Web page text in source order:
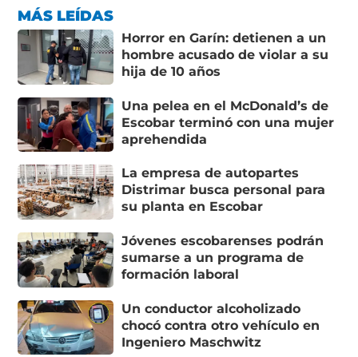
MÁS LEÍDAS
Horror en Garín: detienen a un
hombre acusado de violar a su
hija de 10 años
Una pelea en el McDonald’s de
Escobar terminó con una mujer
aprehendida
La empresa de autopartes
Distrimar busca personal para
su planta en Escobar
Jóvenes escobarenses podrán
sumarse a un programa de
formación laboral
Un conductor alcoholizado
chocó contra otro vehículo en
Ingeniero Maschwitz